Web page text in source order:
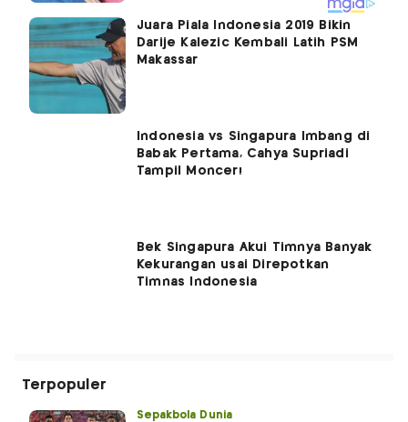
Juara Piala Indonesia 2019 Bikin
Darije Kalezic Kembali Latih PSM
Makassar
Indonesia vs Singapura Imbang di
Babak Pertama, Cahya Supriadi
Tampil Moncer!
Bek Singapura Akui Timnya Banyak
Kekurangan usai Direpotkan
Timnas Indonesia
Terpopuler
Sepakbola Dunia